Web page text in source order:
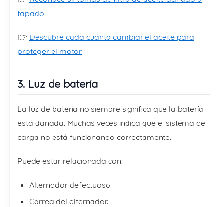
tapado
👉 Descubre cada cuánto cambiar el aceite para
proteger el motor
3. Luz de batería
La luz de batería no siempre significa que la batería
está dañada. Muchas veces indica que el sistema de
carga no está funcionando correctamente.
Puede estar relacionada con:
Alternador defectuoso.
Correa del alternador.